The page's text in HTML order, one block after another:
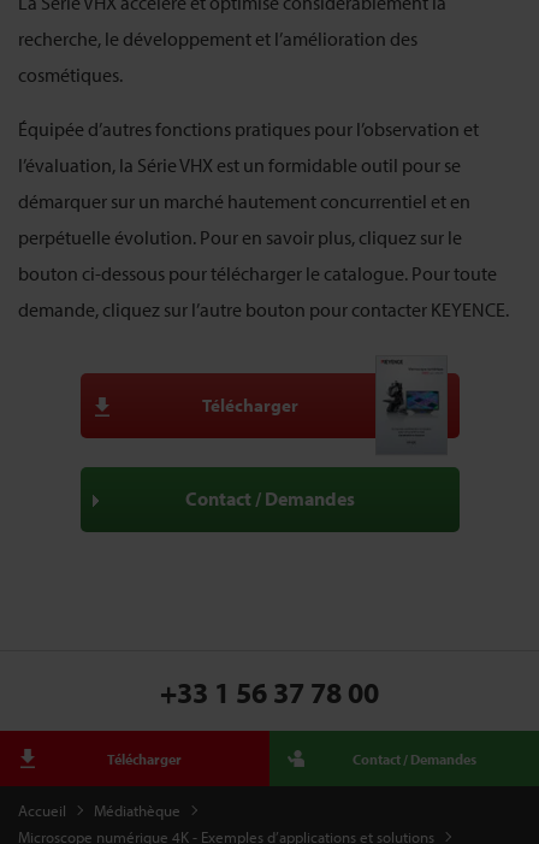
Accueil
Médiathèque
Microscope numérique 4K - Exemples d’applications et solutions
recherche, le développement et l’amélioration des
cosmétiques.
Équipée d’autres fonctions pratiques pour l’observation et
l’évaluation, la Série VHX est un formidable outil pour se
démarquer sur un marché hautement concurrentiel et en
perpétuelle évolution. Pour en savoir plus, cliquez sur le
bouton ci-dessous pour télécharger le catalogue. Pour toute
demande, cliquez sur l’autre bouton pour contacter KEYENCE.
Télécharger
Contact / Demandes
+33 1 56 37 78 00
Télécharger Contact / Demandes